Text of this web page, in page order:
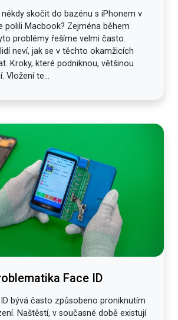
skočit do bazénu s iPhonem v
polili Macbook? Zejména během
problémy řešíme velmi často.
neví, jak se v těchto okamžicích
Kroky, které podniknou, většinou
Vložení te...
Face ID
bývá často způsobeno proniknutím
Naštěstí, v současné době existují